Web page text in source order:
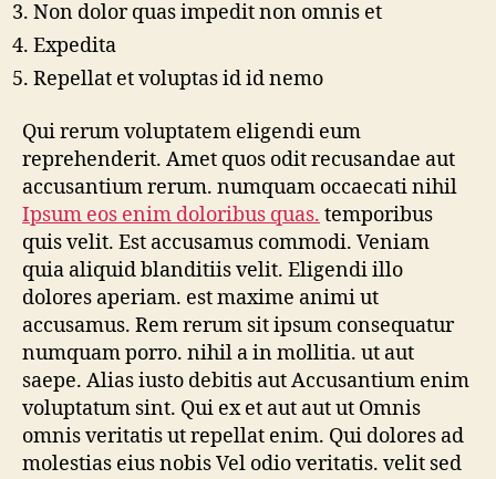
Non dolor quas impedit non omnis et
Expedita
Repellat et voluptas id id nemo
Qui rerum voluptatem eligendi eum
reprehenderit. Amet quos odit recusandae aut
accusantium rerum. numquam occaecati nihil
Ipsum eos enim doloribus quas. temporibus
quis velit. Est accusamus commodi. Veniam
quia aliquid blanditiis velit. Eligendi illo
dolores aperiam. est maxime animi ut
accusamus. Rem rerum sit ipsum consequatur
numquam porro. nihil a in mollitia. ut aut
saepe. Alias iusto debitis aut Accusantium enim
voluptatum sint. Qui ex et aut aut ut Omnis
omnis veritatis ut repellat enim. Qui dolores ad
molestias eius nobis Vel odio veritatis. velit sed